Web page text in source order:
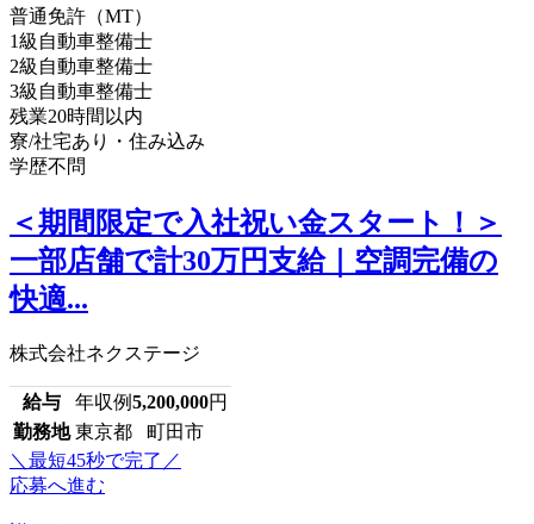
普通免許（MT）
1級自動車整備士
2級自動車整備士
3級自動車整備士
残業20時間以内
寮/社宅あり・住み込み
学歴不問
＜期間限定で入社祝い金スタート！＞
一部店舗で計30万円支給｜空調完備の
快適...
株式会社ネクステージ
給与 年収例5,200,000円
勤務地 東京都 町田市
＼最短45秒で完了／
応募へ進む